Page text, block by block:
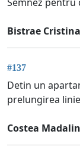
Bistrae Cristina
#137
Detin un
prelungirea
Costea